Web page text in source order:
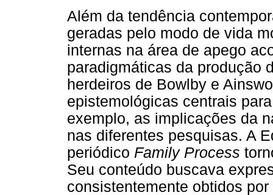
Além da tendência
geradas pelo modo de vida
internas na área de apego
paradigmáticas da produção
herdeiros de Bowlby e
epistemológicas centrais
exemplo, as implicações da
nas diferentes pesquisas. A
periódico Family Process
Seu conteúdo buscava
consistentemente obtidos